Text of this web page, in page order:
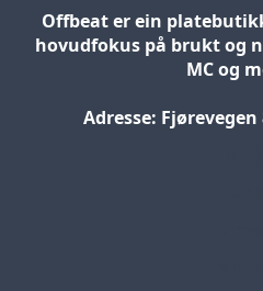
Offbeat er ein
hovudfokus på brukt og
MC og
Adresse: Fjørevegen